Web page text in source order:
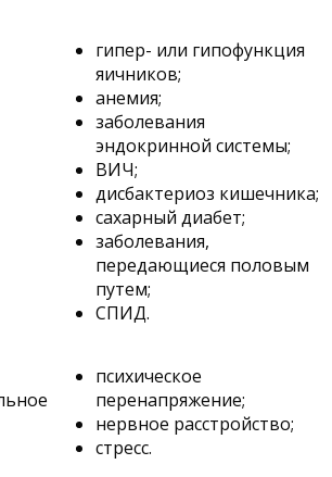
гипер- или гипофункция
яичников;
анемия;
заболевания
эндокринной системы;
ВИЧ;
дисбактериоз кишечника;
сахарный диабет;
заболевания,
передающиеся половым
путем;
СПИД.
психическое
перенапряжение;
нервное расстройство;
стресс.